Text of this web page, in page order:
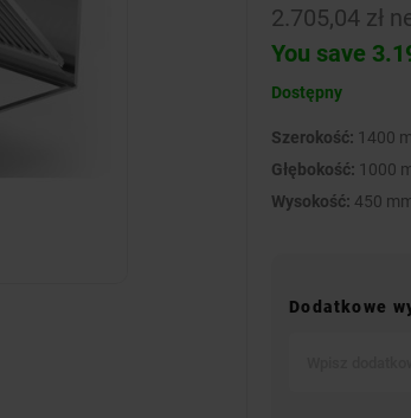
2.705,04 zł
You save
Dostępny
Szerokość: 1400
Głębokość: 1000
Wysokość: 450
Dodatkowe